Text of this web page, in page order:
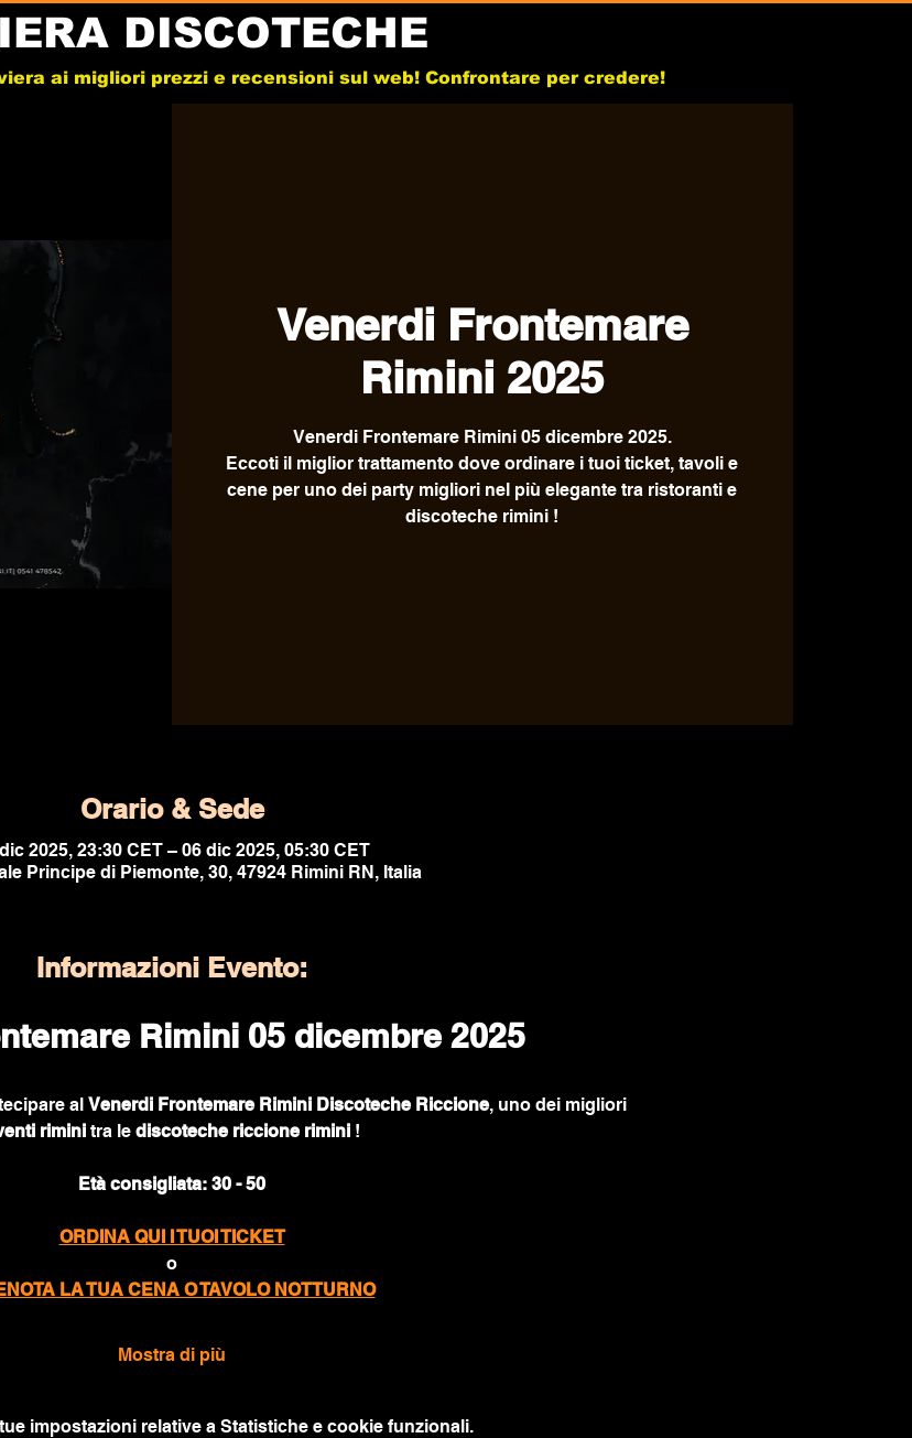
DISCOTECHE
ai migliori prezzi e recensioni sul web! Confrontare per credere!
Venerdi Frontemare
Rimini 2025
Venerdi Frontemare Rimini 05 dicembre 2025.
Eccoti il miglior trattamento dove ordinare i tuoi ticket, tavoli e
cene per uno dei party migliori nel più elegante tra ristoranti e
discoteche rimini !
Orario & Sede
2025, 23:30 CET – 06 dic 2025, 05:30 CET
Principe di Piemonte, 30, 47924 Rimini RN, Italia
Informazioni Evento:
Rimini 05 dicembre 2025
al Venerdi Frontemare Rimini Discoteche Riccione, uno dei migliori
rimini tra le discoteche riccione rimini !
Età consigliata: 30 - 50
ORDINA QUI I TUOI TICKET
o
LA TUA CENA O TAVOLO NOTTURNO
Mostra di più
impostazioni relative a Statistiche e cookie funzionali.